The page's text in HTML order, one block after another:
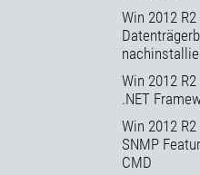
Win 2012 R2
Win 2012
.NET
Win 2012
SNMP
CMD